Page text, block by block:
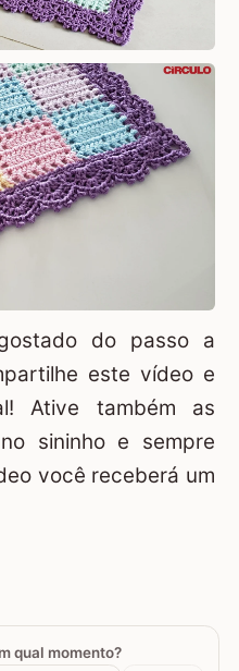
do passo a
este vídeo e
Ative também as
sininho e sempre
você receberá um
qual momento?